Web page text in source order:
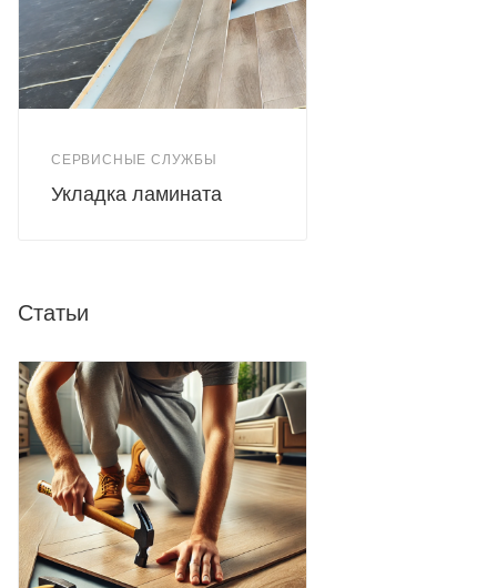
СЕРВИСНЫЕ СЛУЖБЫ
Укладка ламината
Статьи